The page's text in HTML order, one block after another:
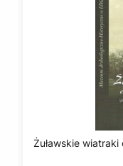
Żuławskie